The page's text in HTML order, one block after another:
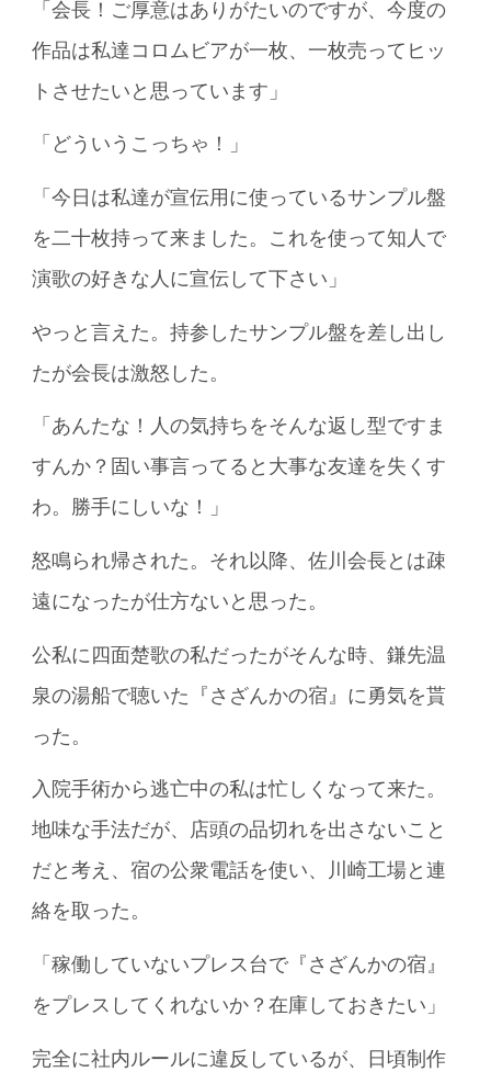
「会長！ご厚意はありがたいのですが、今度の
作品は私達コロムビアが一枚、一枚売ってヒッ
トさせたいと思っています」
「どういうこっちゃ！」
「今日は私達が宣伝用に使っているサンプル盤
を二十枚持って来ました。これを使って知人で
演歌の好きな人に宣伝して下さい」
やっと言えた。持参したサンプル盤を差し出し
たが会長は激怒した。
「あんたな！人の気持ちをそんな返し型ですま
すんか？固い事言ってると大事な友達を失くす
わ。勝手にしいな！」
怒鳴られ帰された。それ以降、佐川会長とは疎
遠になったが仕方ないと思った。
公私に四面楚歌の私だったがそんな時、鎌先温
泉の湯船で聴いた『さざんかの宿』に勇気を貰
った。
入院手術から逃亡中の私は忙しくなって来た。
地味な手法だが、店頭の品切れを出さないこと
だと考え、宿の公衆電話を使い、川崎工場と連
絡を取った。
「稼働していないプレス台で『さざんかの宿』
をプレスしてくれないか？在庫しておきたい」
完全に社内ルールに違反しているが、日頃制作